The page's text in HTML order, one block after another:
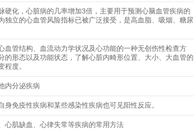
硬化，心脏病的几率增加3倍，主要用于预测心脑血管疾病的
独立的心血管风险指标已被广泛接受，是高血脂、吸烟、糖尿
血管结构、血流动力学状况及心功能的一种无创伤性检查方
的形态以及功能状态，了解心脏内畸形位置、大小、大血管的
程度。
内分泌疾病
身免疫性疾病和某些感染性疾病也可见阳性反应。
心肌缺血、心律失常等疾病的常用方法